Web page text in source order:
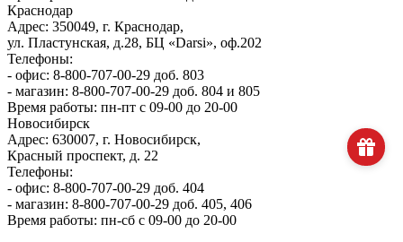
Краснодар
Адрес: 350049, г. Краснодар,
ул. Пластунская, д.28, БЦ «Darsi», оф.202
Телефоны:
- офис: 8-800-707-00-29 доб. 803
- магазин: 8-800-707-00-29 доб. 804 и 805
Время работы: пн-пт с 09-00 до 20-00
Новосибирск
Адрес: 630007, г. Новосибирск,
Красный проспект, д. 22
Телефоны:
- офис: 8-800-707-00-29 доб. 404
- магазин: 8-800-707-00-29 доб. 405, 406
Время работы: пн-сб с 09-00 до 20-00